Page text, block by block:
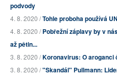
podvody
4. 8. 2020 /Tohle proboha používá
4. 8. 2020 /Pobřežní záplavy by v
až pětin...
3. 8. 2020 /Koronavirus: O
3. 8. 2020 /"Skandál" Pullmann: